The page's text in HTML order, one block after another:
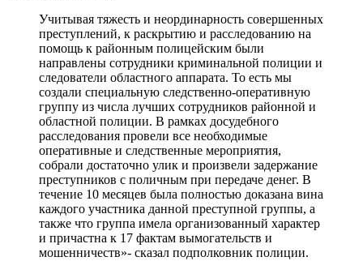
Учитывая тяжесть и неординарность совершенных
преступлений, к раскрытию и расследованию на
помощь к районным полицейским были
направлены сотрудники криминальной полиции и
следователи областного аппарата. То есть мы
создали специальную следственно-оперативную
группу из числа лучших сотрудников районной и
областной полиции. В рамках досудебного
расследования провели все необходимые
оперативные и следственные мероприятия,
собрали достаточно улик и произвели задержание
преступников с поличным при передаче денег. В
течение 10 месяцев была полностью доказана вина
каждого участника данной преступной группы, а
также что группа имела организованный характер
и причастна к 17 фактам вымогательств и
мошенничеств»- сказал подполковник полиции.